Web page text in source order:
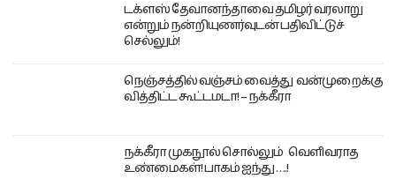
டக்ளஸ் தேவானந்தாவை தமிழர் வரலாறு
என்றும் நன்றியுணர்வுடன் பதிவிட்டுச்
செல்லும்!
நெஞ்சத்தில் வஞ்சம் வைத்து வன்முறைக்கு
வித்திட்ட கூட்டமடா! – நக்கீரா
நக்கீரா முகநூல் சொல்லும் வெளிவராத
உண்மைகள்! பாகம் ஐந்து ….!